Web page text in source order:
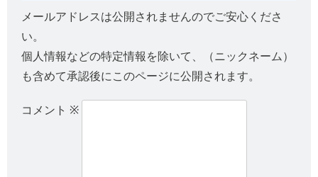
メールアドレスは公開されませんのでご安心くださ
い。
個人情報などの特定情報を除いて、（ニックネーム）
も含めて承認後にこのページに公開されます。
コメント ※